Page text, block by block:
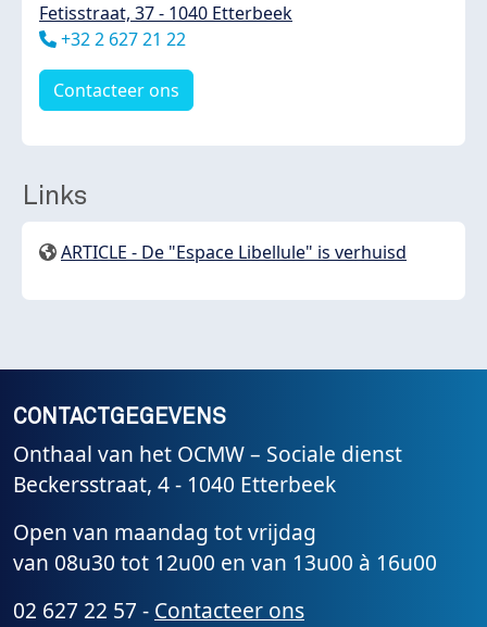
Fetisstraat, 37 - 1040 Etterbeek
Téléphone
+32 2 627 21 22
Contacteer ons
Links
ARTICLE - De "Espace Libellule" is verhuisd
CONTACTGEGEVENS
Onthaal van het OCMW – Sociale dienst
Beckersstraat, 4 - 1040 Etterbeek
Open van maandag tot vrijdag
van 08u30 tot 12u00 en van 13u00 à 16u00
02 627 22 57 - Contacteer ons